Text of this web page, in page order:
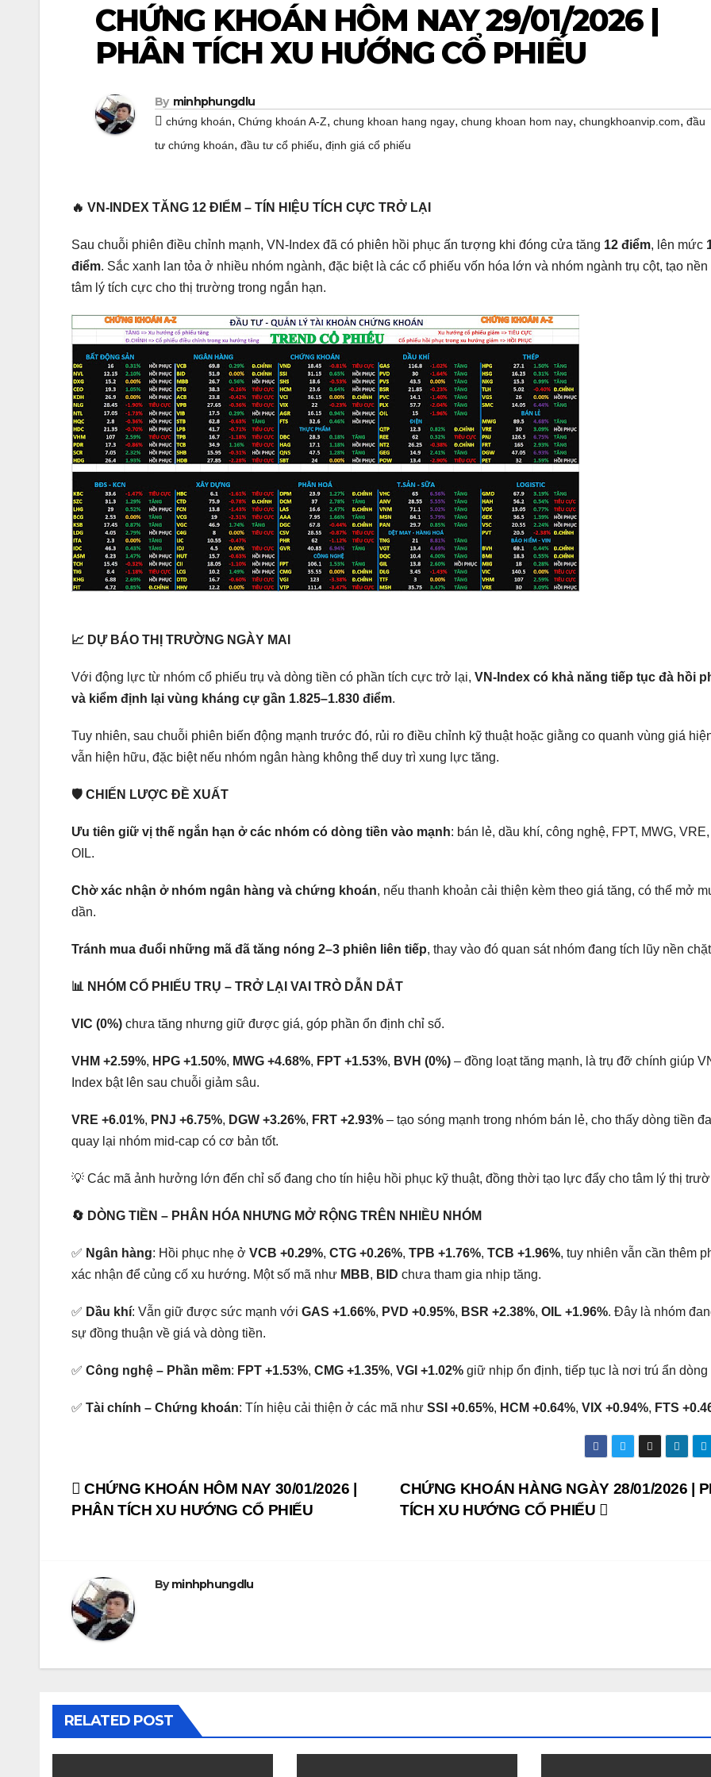
CHỨNG KHOÁN HÔM NAY 29/01/2026 |
PHÂN TÍCH XU HƯỚNG CỔ PHIẾU
By minhphungdlu
chứng khoán, Chứng khoán A-Z, chung khoan hang ngay, chung khoan hom nay, chungkhoanvip.com, đầu
tư chứng khoán, đầu tư cổ phiếu, định giá cổ phiếu
🔥 VN-INDEX TĂNG 12 ĐIỂM – TÍN HIỆU TÍCH CỰC TRỞ LẠI
Sau chuỗi phiên điều chỉnh mạnh, VN-Index đã có phiên hồi phục ấn tượng khi đóng cửa tăng 12 điểm, lên mức
điểm. Sắc xanh lan tỏa ở nhiều nhóm ngành, đặc biệt là các cổ phiếu vốn hóa lớn và nhóm ngành trụ cột, tạo nền
tâm lý tích cực cho thị trường trong ngắn hạn.
📈 DỰ BÁO THỊ TRƯỜNG NGÀY MAI
Với động lực từ nhóm cổ phiếu trụ và dòng tiền có phần tích cực trở lại, VN-Index có khả năng tiếp tục đà hồi
và kiểm định lại vùng kháng cự gần 1.825–1.830 điểm.
Tuy nhiên, sau chuỗi phiên biến động mạnh trước đó, rủi ro điều chỉnh kỹ thuật hoặc giằng co quanh vùng giá
vẫn hiện hữu, đặc biệt nếu nhóm ngân hàng không thể duy trì xung lực tăng.
🛡️ CHIẾN LƯỢC ĐỀ XUẤT
Ưu tiên giữ vị thế ngắn hạn ở các nhóm có dòng tiền vào mạnh: bán lẻ, dầu khí, công nghệ, FPT, MWG,
OIL.
Chờ xác nhận ở nhóm ngân hàng và chứng khoán, nếu thanh khoản cải thiện kèm theo giá tăng, có thể mở
dần.
Tránh mua đuổi những mã đã tăng nóng 2–3 phiên liên tiếp, thay vào đó quan sát nhóm đang tích lũy nền
📊 NHÓM CỔ PHIẾU TRỤ – TRỞ LẠI VAI TRÒ DẪN DẮT
VIC (0%) chưa tăng nhưng giữ được giá, góp phần ổn định chỉ số.
VHM +2.59%, HPG +1.50%, MWG +4.68%, FPT +1.53%, BVH (0%) – đồng loạt tăng mạnh, là trụ đỡ chính giúp
Index bật lên sau chuỗi giảm sâu.
VRE +6.01%, PNJ +6.75%, DGW +3.26%, FRT +2.93% – tạo sóng mạnh trong nhóm bán lẻ, cho thấy dòng tiền
quay lại nhóm mid-cap có cơ bản tốt.
💡 Các mã ảnh hưởng lớn đến chỉ số đang cho tín hiệu hồi phục kỹ thuật, đồng thời tạo lực đẩy cho tâm lý thị
🔄 DÒNG TIỀN – PHÂN HÓA NHƯNG MỞ RỘNG TRÊN NHIỀU NHÓM
✅ Ngân hàng: Hồi phục nhẹ ở VCB +0.29%, CTG +0.26%, TPB +1.76%, TCB +1.96%, tuy nhiên vẫn cần thêm
xác nhận để củng cố xu hướng. Một số mã như MBB, BID chưa tham gia nhịp tăng.
✅ Dầu khí: Vẫn giữ được sức mạnh với GAS +1.66%, PVD +0.95%, BSR +2.38%, OIL +1.96%. Đây là nhóm
sự đồng thuận về giá và dòng tiền.
✅ Công nghệ – Phần mềm: FPT +1.53%, CMG +1.35%, VGI +1.02% giữ nhịp ổn định, tiếp tục là nơi trú ẩn dòng
✅ Tài chính – Chứng khoán: Tín hiệu cải thiện ở các mã như SSI +0.65%, HCM +0.64%, VIX +0.94%, FTS
Post
CHỨNG KHOÁN HÀNG NGÀY 28/01/2026 |
TÍCH XU HƯỚNG CỔ PHIẾU
CHỨNG KHOÁN HÔM NAY 30/01/2026 |
PHÂN TÍCH XU HƯỚNG CỔ PHIẾU
Byminhphungdlu
RELATED POST